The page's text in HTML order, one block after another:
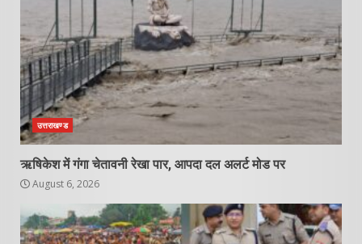
उत्तराखण्ड
ऋषिकेश में गंगा चेतावनी रेखा पार, आपदा दल अलर्ट मोड पर
August 6, 2026